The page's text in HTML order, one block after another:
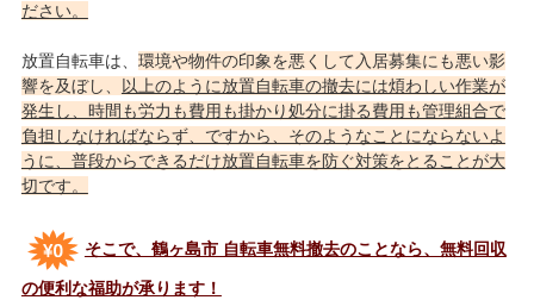
ださい。
放置自転車は、 環境や物件の印象を悪くして入居募集にも悪い影
響を及ぼし、
以上のように放置自転車の撤去には煩わしい作業が
発生し、時間も労力も費用も掛かり処分に掛る費用も管理組合で
負担しなければならず、ですから、そのようなことにならないよ
うに、普段からできるだけ放置自転車を防ぐ対策をとることが大
切です。
そこで、鶴ヶ島市 自転車無料撤去のことなら、無料回収
の便利な福助が承ります！